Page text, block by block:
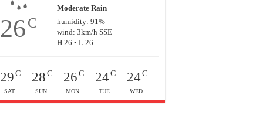
26C
Moderate Rain
humidity: 91%
wind: 3km/h SSE
H 26 • L 26
29 C
SAT
28 C
SUN
26 C
MON
24C
TUE
24C
WED